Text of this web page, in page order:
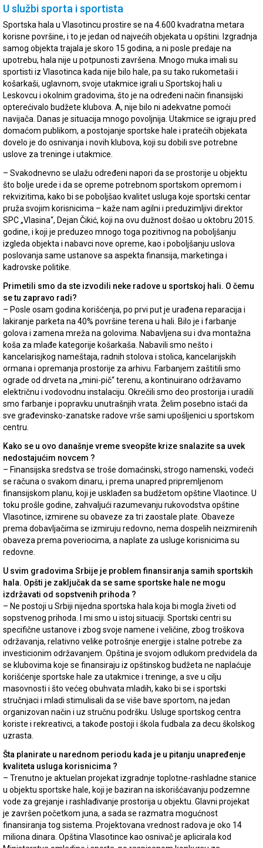
U službi sporta i sportista
Sportska hala u Vlasotincu prostire se na 4.600 kvadratna metara
korisne površine, i to je jedan od najvećih objekata u opštini. Izgradnja
samog objekta trajala je skoro 15 godina, a ni posle predaje na
upotrebu, hala nije u potpunosti završena. Mnogo muka imali su
sportisti iz Vlasotinca kada nije bilo hale, pa su tako rukometaši i
košarkaši, uglavnom, svoje utakmice igrali u Sportskoj hali u
Leskovcu i okolnim gradovima, što je na određeni način finansijski
opterećivalo budžete klubova. A, nije bilo ni adekvatne pomoći
navijača. Danas je situacija mnogo povoljnija. Utakmice se igraju pred
domaćom publikom, a postojanje sportske hale i pratećih objekata
dovelo je do osnivanja i novih klubova, koji su dobili sve potrebne
uslove za treninge i utakmice.
– Svakodnevno se ulažu određeni napori da se prostorije u objektu
što bolje urede i da se opreme potrebnom sportskom opremom i
rekvizitima, kako bi se poboljšao kvalitet usluga koje sportski centar
pruža svojim korisnicima – kaže nam agilni i preduzimljivi direktor
SPC „Vlasina“, Dejan Čikić, koji na ovu dužnost došao u oktobru 2015.
godine, i koji je preduzeo mnogo toga pozitivnog na poboljšanju
izgleda objekta i nabavci nove opreme, kao i poboljšanju uslova
poslovanja same ustanove sa aspekta finansija, marketinga i
kadrovske politike.
Primetili smo da ste izvodili neke radove u sportskoj hali. O čemu
se tu zapravo radi?
– Posle osam godina korišćenja, po prvi put je urađena reparacija i
lakiranje parketa na 40% površine terena u hali. Bilo je i farbanje
golova i zamena mreža na golovima. Nabavljena su i dva montažna
koša za mlađe kategorije košarkaša. Nabavili smo nešto i
kancelarisjkog nameštaja, radnih stolova i stolica, kancelarijskih
ormana i opremanja prostorije za arhivu. Farbanjem zaštitili smo
ograde od drveta na „mini-pič“ terenu, a kontinuirano održavamo
električnu i vodovodnu instalaciju. Okrečili smo deo prostorija i uradili
smo farbanje i popravku unutrašnjih vrata. Želim posebno istaći da
sve građevinsko-zanatske radove vrše sami upošljenici u sportskom
centru.
Kako se u ovo današnje vreme sveopšte krize snalazite sa uvek
nedostajućim novcem ?
– Finansijska sredstva se troše domaćinski, strogo namenski, vodeći
se računa o svakom dinaru, i prema unapred pripremljenom
finansijskom planu, koji je usklađen sa budžetom opštine Vlaotince. U
toku prošle godine, zahvaljući razumevanju rukovodstva opštine
Vlasotince, izmirene su obaveze za tri zaostale plate. Obaveze
prema dobavljačima se izmiruju redovno, nema dospelih neizmirenih
obaveza prema poveriocima, a naplate za usluge korisnicima su
redovne.
U svim gradovima Srbije je problem finansiranja samih sportskih
hala. Opšti je zaključak da se same sportske hale ne mogu
izdržavati od sopstvenih prihoda ?
– Ne postoji u Srbiji nijedna sportska hala koja bi mogla živeti od
sopstvenog prihoda. I mi smo u istoj situaciji. Sportski centri su
specifične ustanove i zbog svoje namene i veličine, zbog troškova
održavanja, relativno velike potrošnje energije i stalne potrebe za
investicionim održavanjem. Opština je svojom odlukom predvidela da
se klubovima koje se finansiraju iz opštinskog budžeta ne naplaćuje
korišćenje sportske hale za utakmice i treninge, a sve u cilju
masovnosti i što većeg obuhvata mladih, kako bi se i sportski
stručnjaci i mladi stimulisali da se više bave sportom, na jedan
organizovan način i uz stručnu podršku. Usluge sportskog centra
koriste i rekreativci, a takođe postoji i škola fudbala za decu školskog
uzrasta.
Šta planirate u narednom periodu kada je u pitanju unapređenje
kvaliteta usluga korisnicima ?
– Trenutno je aktuelan projekat izgradnje toplotne-rashladne stanice
u objektu sportske hale, koji je baziran na iskorišćavanju podzemne
vode za grejanje i rashlađivanje prostorija u objektu. Glavni projekat
je završen početkom juna, a sada se razmatra mogućnost
finansiranja tog sistema. Projektovana vrednost radova je oko 14
miliona dinara. Opština Vlasotince kao osnivač je aplicirala kod